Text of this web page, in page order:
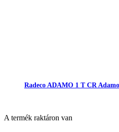
Radeco ADAMO 1 T CR
A termék raktáron van